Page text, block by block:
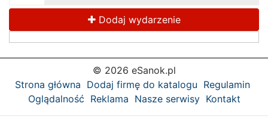
Dodaj wydarzenie
© 2026 eSanok.pl
Strona główna Dodaj firmę do katalogu Regulamin
Oglądalność Reklama Nasze serwisy Kontakt